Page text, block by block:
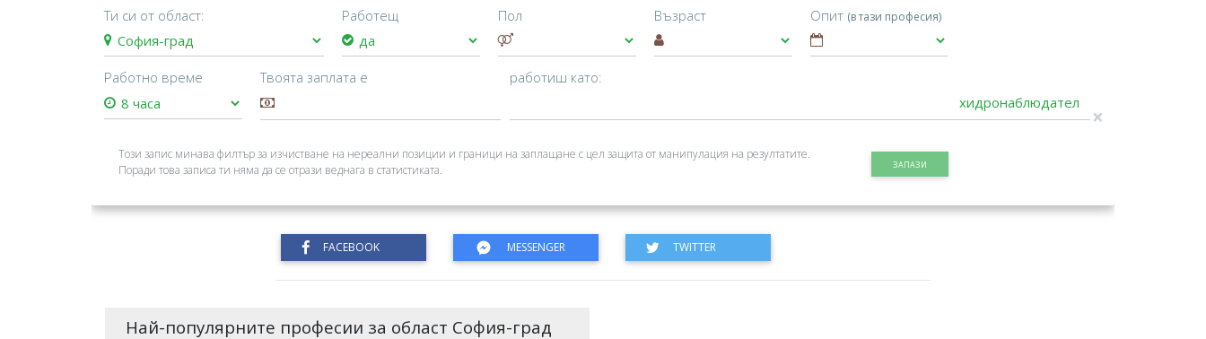
Ти си от област: Работещ Пол Възраст Опит (в тази професия)
Работно време Твоята заплата е работиш като:
×
Този запис минава филтър за изчистване на нереални позиции и граници на заплащане с цел защита от манипулация на резултатите.
Поради това записа ти няма да се отрази веднага в статистиката.
ЗАПАЗИ
Най-популярните професии за област София-град